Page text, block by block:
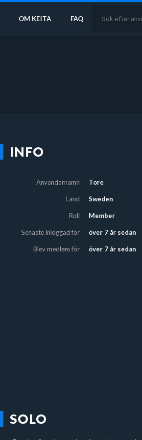
OM KEITA FAQ
INFO
Användarnamn Tore
Land Sweden
Roll Member
Senaste inloggad för över 7 år sedan
Blev medlem för över 7 år sedan
SOLO